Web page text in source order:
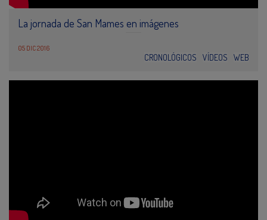
La jornada de San Mames en imágenes
05 DIC 2016
CRONOLÓGICOS VÍDEOS WEB